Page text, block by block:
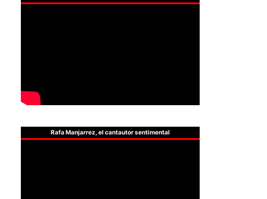
Rafa Manjarrez, el cantautor sentimental